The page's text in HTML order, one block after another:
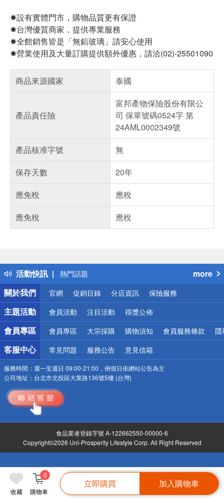
收藏 購物車
0
立即購買 加入購物車
✸設有實體門市，購物品質更有保證
✸台灣優質商家，提供專業服務
✸全館銷售皆是「無鉛玻璃」請安心使用
✸營業使用及大量訂購提供額外優惠，請洽(02)-25501090
商品來源國家 泰國
產品責任險
富邦產物保險股份有限公
司 保單號碼0524字 第
24AML0002349號
產品核准字號
無
保存天數
20年
應免稅
應稅
應免稅
應稅
活動快訊
得獎公告
熱門話題
銀行優惠
偏遠地區配送
詐騙網頁！請小心！
more
關於我們
官網 促銷目錄 分店資訊 保險服務
主題活動 會員活動 注目活動 得獎公佈
會員專區 會員專區 大宗採購 購物須知 會員服務條款 隱
客服中心 常見問題 服務公告 意見信箱
服務時間： 週一至週日 09:00-21:00，例假日依網站公告為主
公司地址： 台北市北投區大業路136號5樓 (台灣)
食品業者登錄字號 A-122662550-00000-6
Copyright©2026 Uni-Prosperity Lifestyle Corp. All Right Reserved